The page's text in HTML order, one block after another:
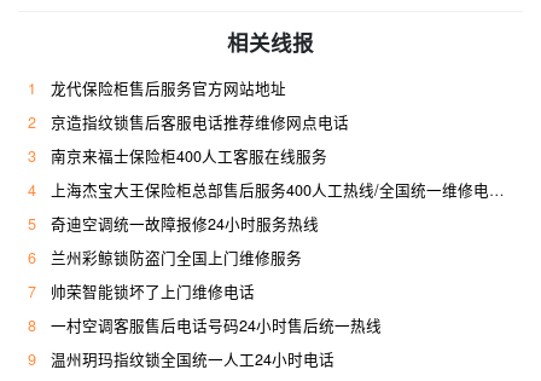
相关线报
1
龙代保险柜售后服务官方网站地址
2
京造指纹锁售后客服电话推荐维修网点电话
3
南京来福士保险柜400人工客服在线服务
4
上海杰宝大王保险柜总部售后服务400人工热线/全国统一维修电话是多少
5
奇迪空调统一故障报修24小时服务热线
6
兰州彩鲸锁防盗门全国上门维修服务
7
帅荣智能锁坏了上门维修电话
8
一村空调客服售后电话号码24小时售后统一热线
9
温州玥玛指纹锁全国统一人工24小时电话